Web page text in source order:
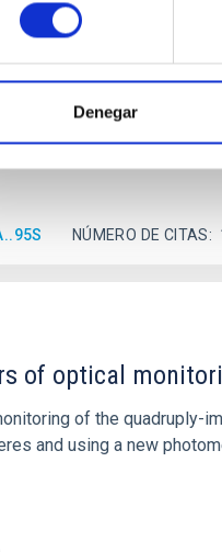
Denegar
connection between star
distribution of star
NÚMERO DE CITAS
of optical
of the quadruply-
and using a new